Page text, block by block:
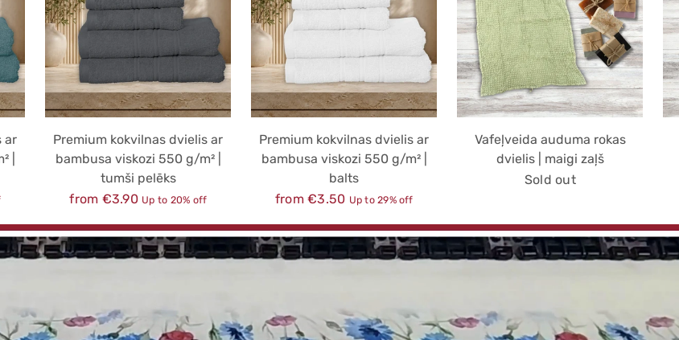
ar
|
Premium kokvilnas dvielis ar
bambusa viskozi 550 g/m² |
tumši pelēks
Regular
from €3.90 Up to 20% off
Premium kokvilnas dvielis ar
bambusa viskozi 550 g/m² |
balts
Regular
from €3.50 Up to 29% off
Vafeļveida auduma rokas
dvielis | maigi zaļš
Sold out